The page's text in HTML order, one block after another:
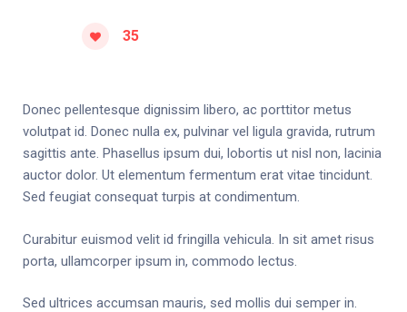
35
Donec pellentesque dignissim libero, ac porttitor metus
volutpat id. Donec nulla ex, pulvinar vel ligula gravida, rutrum
sagittis ante. Phasellus ipsum dui, lobortis ut nisl non, lacinia
auctor dolor. Ut elementum fermentum erat vitae tincidunt.
Sed feugiat consequat turpis at condimentum.
Curabitur euismod velit id fringilla vehicula. In sit amet risus
porta, ullamcorper ipsum in, commodo lectus.
Sed ultrices accumsan mauris, sed mollis dui semper in.